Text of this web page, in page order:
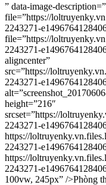
” data-image-
file=”https://
2243271-
file=”https://
2243271-
aligncenter”
src=”https://
2243271-
height=”216″
srcset=”https://
2243271-
https://
2243271-
https://
2243271-
100vw, 245px” />Phòng